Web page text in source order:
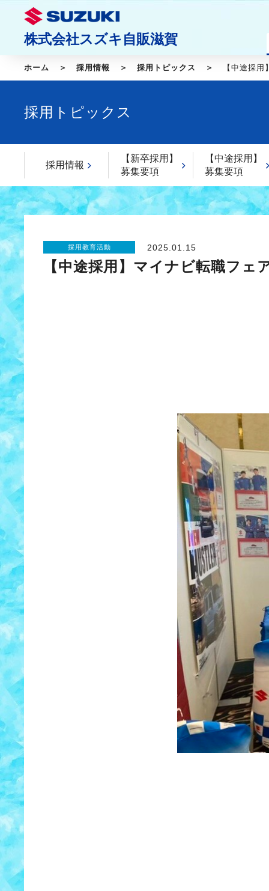
株式会社スズキ自販滋賀
ホーム 採用情報 採用トピックス 【中途採
採用トピックス
採用情報
【新卒採用】
募集要項
【中途採用】
募集要項
採用教育活動 2025.01.15
【中途採用】マイナビ転職フェ